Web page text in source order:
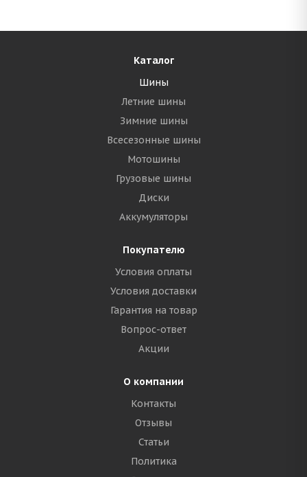
Каталог
Шины
Летние шины
Зимние шины
Всесезонные шины
Мотошины
Грузовые шины
Диски
Аккумуляторы
Покупателю
Условия оплаты
Условия доставки
Гарантия на товар
Вопрос-ответ
Акции
О компании
Контакты
Отзывы
Статьи
Политика